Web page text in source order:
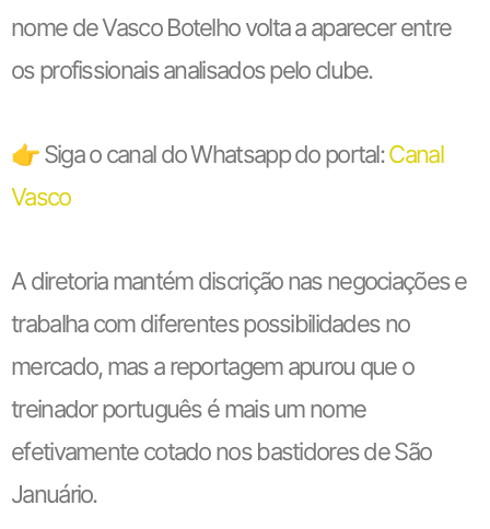
nome de Vasco Botelho volta a aparecer entre
os profissionais analisados pelo clube.
👉 Siga o canal do Whatsapp do portal:Canal
Vasco
A diretoria mantém discrição nas negociações e
trabalha com diferentes possibilidades no
mercado, mas a reportagem apurou que o
treinador português é mais um nome
efetivamente cotado nos bastidores de São
Januário.